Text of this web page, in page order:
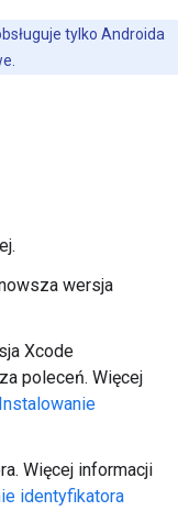
tylko Androida
wersja
Xcode
poleceń. Więcej
Instalowanie
Więcej informacji
identyfikatora